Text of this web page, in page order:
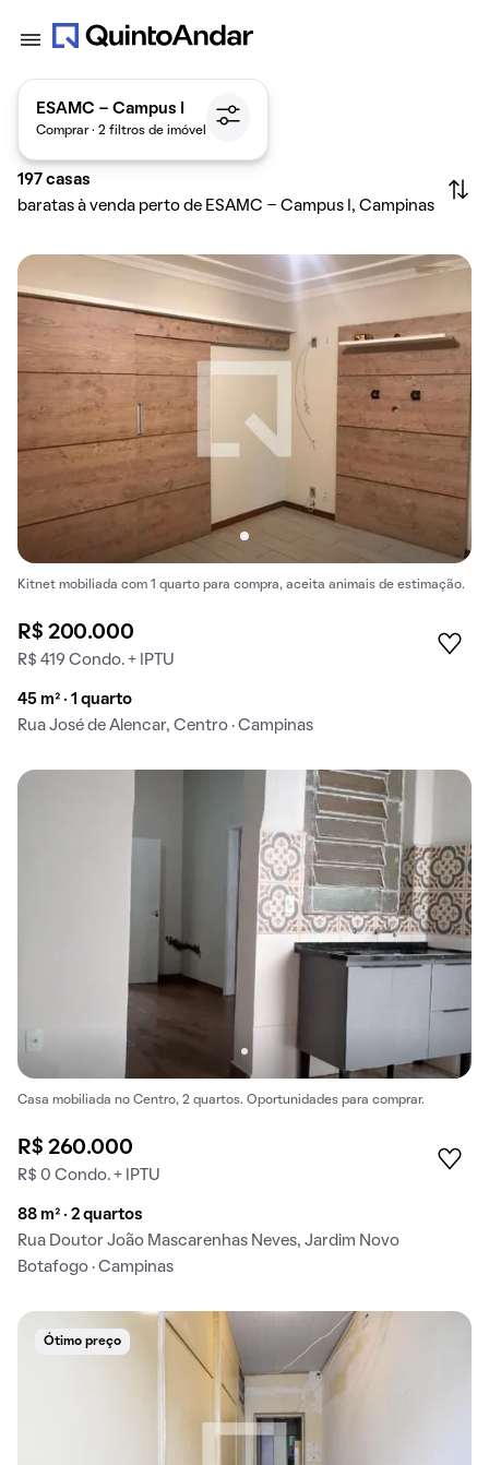
ESAMC - Campus I
Comprar · 2 filtros de imóvel
197 casas
baratas à venda perto de ESAMC - Campus I, Campinas
Kitnet mobiliada com 1 quarto para compra, aceita animais de estimação.
R$ 200.000
R$ 419 Condo. + IPTU
45 m² · 1 quarto
Rua José de Alencar, Centro · Campinas
Casa mobiliada no Centro, 2 quartos. Oportunidades para comprar.
R$ 260.000
R$ 0 Condo. + IPTU
88 m² · 2 quartos
Rua Doutor João Mascarenhas Neves, Jardim Novo
Botafogo · Campinas
Ótimo preço